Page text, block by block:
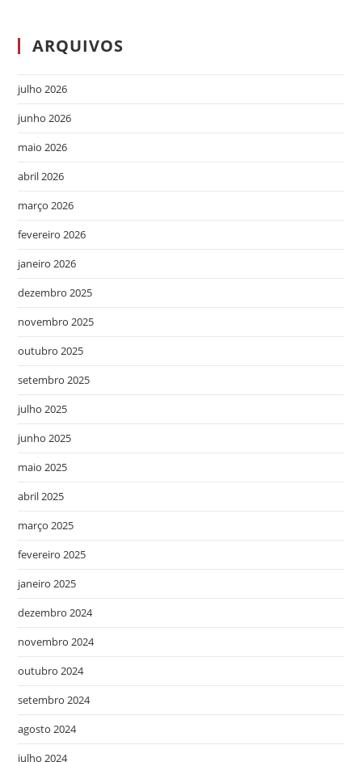
ARQUIVOS
julho 2026
junho 2026
maio 2026
abril 2026
março 2026
fevereiro 2026
janeiro 2026
dezembro 2025
novembro 2025
outubro 2025
setembro 2025
julho 2025
junho 2025
maio 2025
abril 2025
março 2025
fevereiro 2025
janeiro 2025
dezembro 2024
novembro 2024
outubro 2024
setembro 2024
agosto 2024
julho 2024